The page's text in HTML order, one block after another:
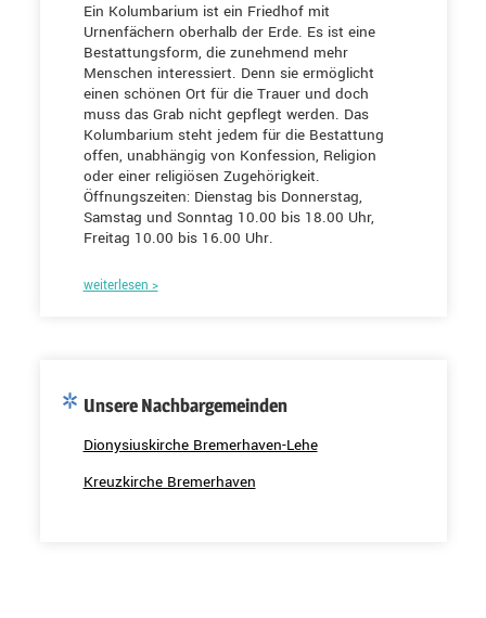
Ein Kolumbarium ist ein Friedhof mit
Urnenfächern oberhalb der Erde. Es ist eine
Bestattungsform, die zunehmend mehr
Menschen interessiert. Denn sie ermöglicht
einen schönen Ort für die Trauer und doch
muss das Grab nicht gepflegt werden. Das
Kolumbarium steht jedem für die Bestattung
offen, unabhängig von Konfession, Religion
oder einer religiösen Zugehörigkeit.
Öffnungszeiten: Dienstag bis Donnerstag,
Samstag und Sonntag 10.00 bis 18.00 Uhr,
Freitag 10.00 bis 16.00 Uhr.
weiterlesen >
Unsere Nachbargemeinden
Dionysiuskirche Bremerhaven-Lehe
Kreuzkirche Bremerhaven